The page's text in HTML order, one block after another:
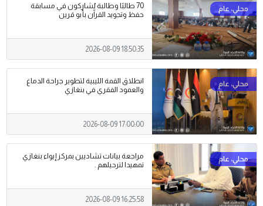
70 طالبًا وطالبة يُشاركون في مسابقة
حفظ وتجويد القرآن بأبو قرين
2026-08-09 18:50:35
انطلاق القمة الليبية لتطوير جراحة الدماغ
والعمود الفقري في بنغازي
2026-08-09 17:00:00
مراجعة بيانات تشاديين بمركز إيواء بنغازي
تمهيدا لترحيلهم .
2026-08-09 16:25:58